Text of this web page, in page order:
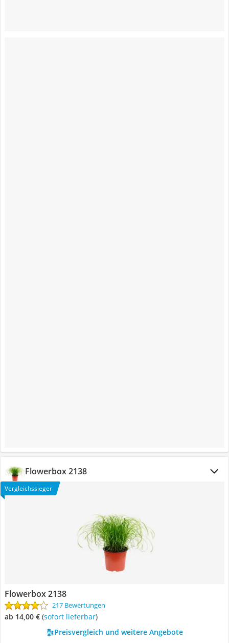
Flowerbox 2138
Vergleichssieger
Flowerbox 2138
217 Bewertungen
ab 14,00 € ( Sofort lieferbar)
Preisvergleich und weitere Angebote